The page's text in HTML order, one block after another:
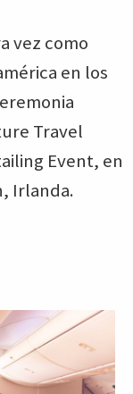
vez como
en los
Travel
Event, en
Irlanda.